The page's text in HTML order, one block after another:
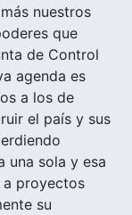
nuestros
que
de Control
agenda es
a los de
el país y sus
una sola y esa
proyectos
su